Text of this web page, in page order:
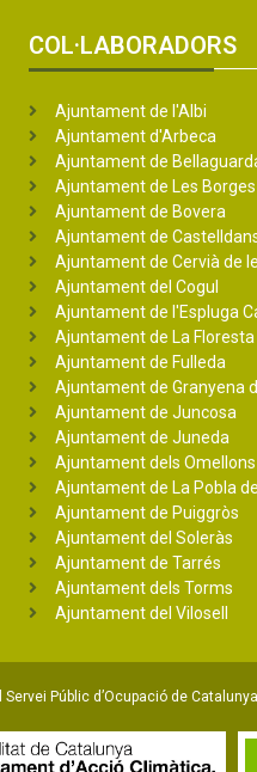
COL·LABORADORS
Ajuntament de l'Albi
Ajuntament d'Arbeca
Ajuntament de
Ajuntament de Les
Ajuntament de Bovera
Ajuntament de
Ajuntament de Cervià de
Ajuntament del Cogul
Ajuntament de l'Espluga
Ajuntament de La Floresta
Ajuntament de Fulleda
Ajuntament de Granyena
Ajuntament de Juncosa
Ajuntament de Juneda
Ajuntament dels Omellons
Ajuntament de La Pobla
Ajuntament de Puiggròs
Ajuntament del Soleràs
Ajuntament de Tarrés
Ajuntament dels Torms
Ajuntament del Vilosell
Públic d’Ocupació de